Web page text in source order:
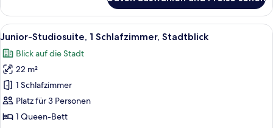
Doppelzimmer,
Schlafzimmer
Alle
Fotos
für
Junior-
Studiosuite,
1
Schlafzimmer,
Ein großzügiger Wohnbereich mit
6
Junior-Studiosuite, 1 Schlafzimmer, Stadtblick
Blick auf die Stadt
22 m²
1 Schlafzimmer
Platz für 3 Personen
1 Queen-Bett